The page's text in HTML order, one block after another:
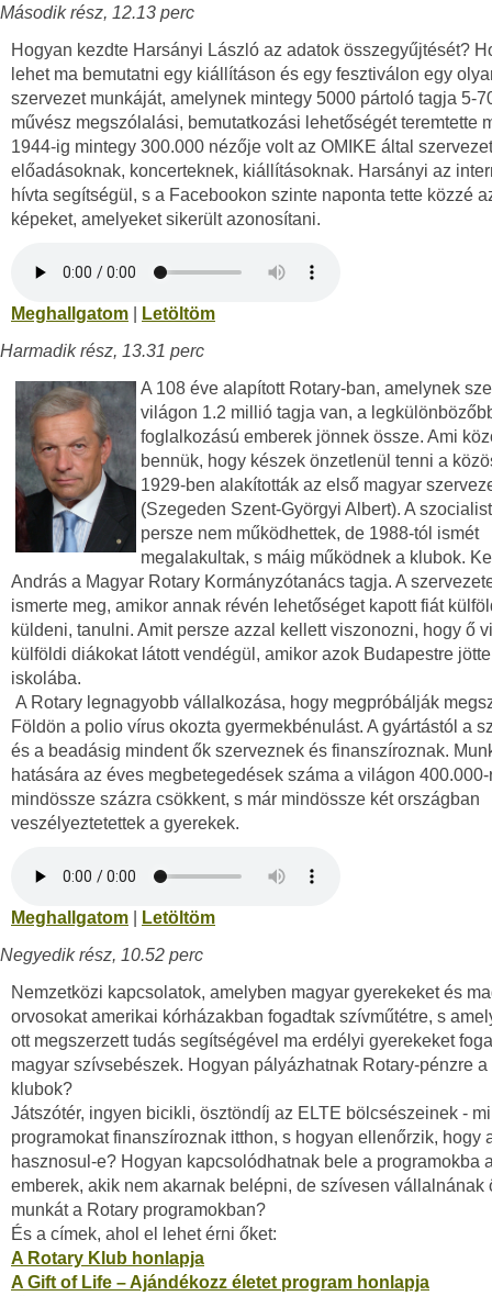
Második rész, 12.13 perc
Hogyan kezdte Harsányi László az adatok összegyűjtését?
lehet ma bemutatni egy kiállításon és egy fesztiválon egy
szervezet munkáját, amelynek mintegy 5000 pártoló tagja 5-
művész megszólalási, bemutatkozási lehetőségét teremtette
1944-ig mintegy 300.000 nézője volt az OMIKE által
előadásoknak, koncerteknek, kiállításoknak. Harsányi az
hívta segítségül, s a Facebookon szinte naponta tette közzé
képeket, amelyeket sikerült azonosítani.
Meghallgatom
Letöltöm
Harmadik rész, 13.31 perc
A 108 éve alapított Rotary-ban, amelynek
világon 1.2 millió tagja van, a
foglalkozású emberek jönnek össze. Ami
bennük, hogy készek önzetlenül tenni a
1929-ben alakították az első magyar
(Szegeden Szent-Györgyi Albert). A
persze nem működhettek, de 1988-tól ismét
megalakultak, s máig működnek a klubok.
András a Magyar Rotary Kormányzótanács tagja. A
ismerte meg, amikor annak révén lehetőséget kapott fiát
küldeni, tanulni. Amit persze azzal kellett viszonozni, hogy ő
külföldi diákokat látott vendégül, amikor azok Budapestre
iskolába.
A Rotary legnagyobb vállalkozása, hogy megpróbálják
Földön a polio vírus okozta gyermekbénulást. A gyártástól a
és a beadásig mindent ők szerveznek és finanszíroznak.
hatására az éves megbetegedések száma a világon
mindössze százra csökkent, s már mindössze két országban
veszélyeztetettek a gyerekek.
Meghallgatom
Letöltöm
Negyedik rész, 10.52 perc
Nemzetközi kapcsolatok, amelyben magyar gyerekeket és
orvosokat amerikai kórházakban fogadtak szívműtétre, s
ott megszerzett tudás segítségével ma erdélyi gyerekeket
magyar szívsebészek. Hogyan pályázhatnak Rotary-pénzre a
klubok?
Játszótér, ingyen bicikli, ösztöndíj az ELTE bölcsészeinek -
programokat finanszíroznak itthon, s hogyan ellenőrzik, hogy
hasznosul-e? Hogyan kapcsolódhatnak bele a programokba
emberek, akik nem akarnak belépni, de szívesen vállalnának
munkát a Rotary programokban?
És a címek, ahol el lehet érni őket:
A Rotary Klub honlapja
A Gift of Life – Ajándékozz életet program honlapja